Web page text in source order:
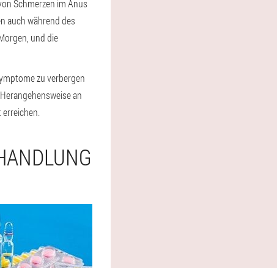
Schmerzen im Anus
auch während des
und die
zu verbergen
an